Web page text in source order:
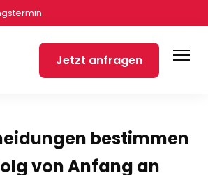
Jetzt anfragen
bestimmen
von Anfang an